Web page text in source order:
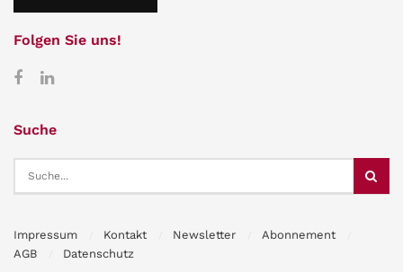
Folgen Sie uns!
Suche
Impressum Kontakt Newsletter
Abonnement
AGB
Datenschutz